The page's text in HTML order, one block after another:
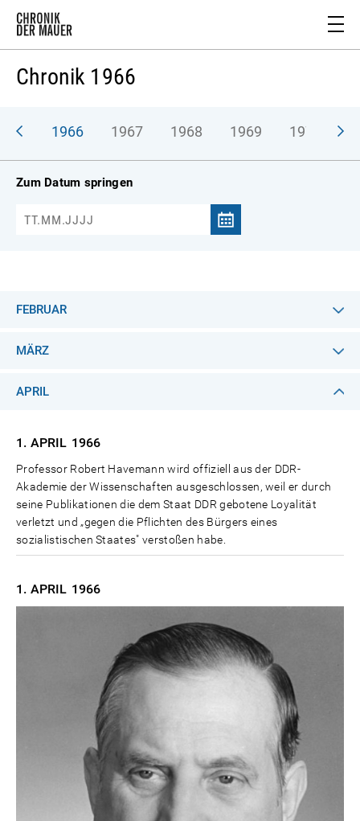
Chronik 1966
1966 1967 1968 1969 1970
Zum Datum springen
FEBRUAR
MÄRZ
APRIL
1. APRIL 1966
Professor Robert Havemann wird offiziell aus der DDR-
Akademie der Wissenschaften ausgeschlossen, weil er durch
seine Publikationen die dem Staat DDR gebotene Loyalität
verletzt und „gegen die Pflichten des Bürgers eines
sozialistischen Staates" verstoßen habe.
1. APRIL 1966